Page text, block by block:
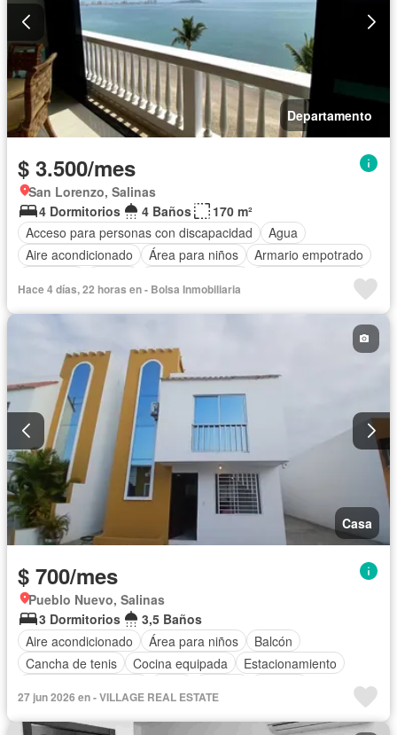
Departamento
$ 3.500/mes
San Lorenzo, Salinas
4 Dormitorios
4 Baños
170 m²
Acceso para personas con discapacidad
Agua
Aire acondicionado
Área para niños
Armario empotrado
Cuarto de servicio
Electricidad
Estacionamiento
Garita de guardianía
Completamente amoblado
Hace 4 días, 22 horas en - Bolsa Inmobiliaria
Casa
$ 700/mes
Pueblo Nuevo, Salinas
3 Dormitorios
3,5 Baños
Aire acondicionado
Área para niños
Balcón
Cancha de tenis
Cocina equipada
Estacionamiento
Vista panorámica
27 jun 2026 en - VILLAGE REAL ESTATE